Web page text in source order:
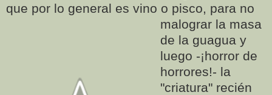
que por lo general es vino o pisco, para no
malograr la masa
de la guagua y
luego -¡horror de
horrores!- la
"criatura" recién